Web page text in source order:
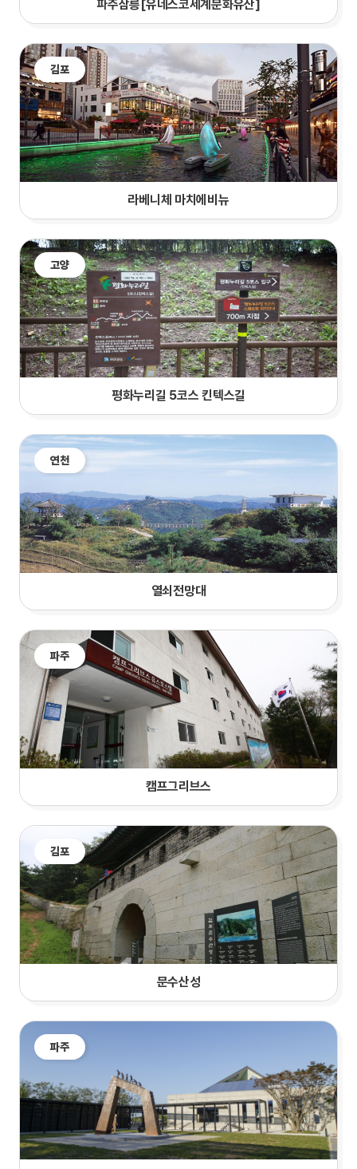
파주삼릉[유네스코세계문화유산]
김포
라베니체 마치에비뉴
고양
평화누리길 5코스 킨텍스길
연천
열쇠전망대
파주
캠프그리브스
김포
문수산성
파주